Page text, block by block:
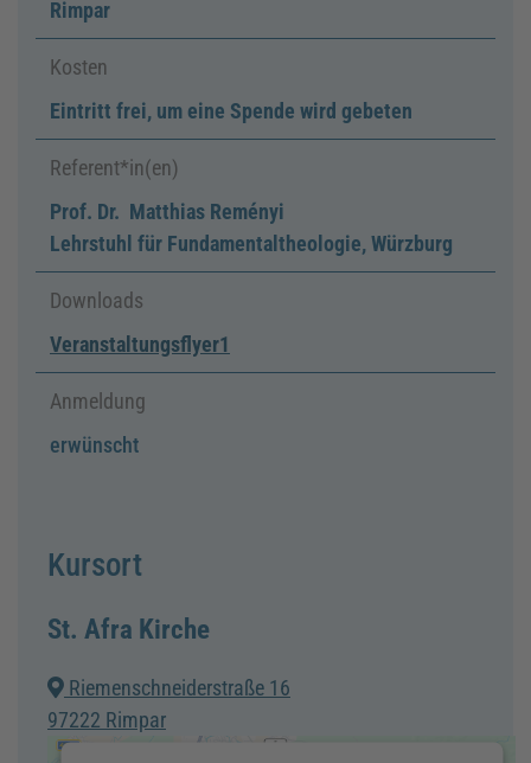
Rimpar
Kosten
Eintritt frei, um eine Spende wird gebeten
Referent*in(en)
Prof. Dr. Matthias Reményi
Lehrstuhl für Fundamentaltheologie, Würzburg
Downloads
Veranstaltungsflyer1
Anmeldung
erwünscht
Kursort
St. Afra Kirche
Riemenschneiderstraße 16
97222 Rimpar